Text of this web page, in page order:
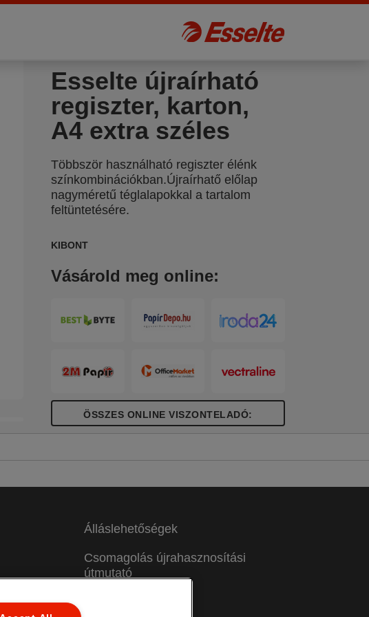
Esselte újraírható
regiszter, karton,
A4 extra széles
Többször használható regiszter élénk
színkombinációkban.Újraírhatő előlap
nagyméretű téglalapokkal a tartalom
feltüntetésére.
KIBONT
Vásárold meg online:
ÖSSZES ONLINE VISZONTELADÓ:
Álláslehetőségek
Csomagolás újrahasznosítási
útmutató